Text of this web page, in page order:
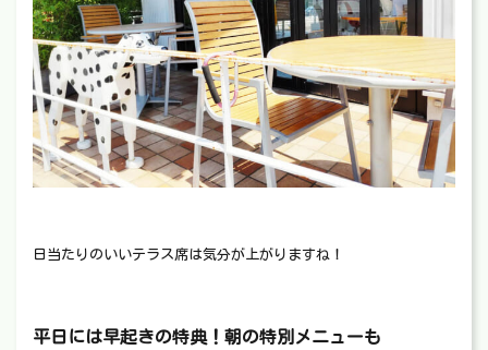
日当たりのいいテラス席は気分が上がりますね！
平日には早起きの特典！朝の特別メニューも